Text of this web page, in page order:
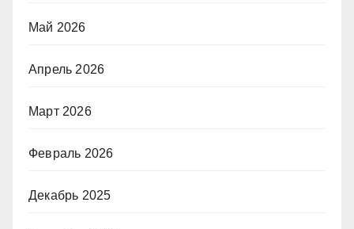
Май 2026
Апрель 2026
Март 2026
Февраль 2026
Декабрь 2025